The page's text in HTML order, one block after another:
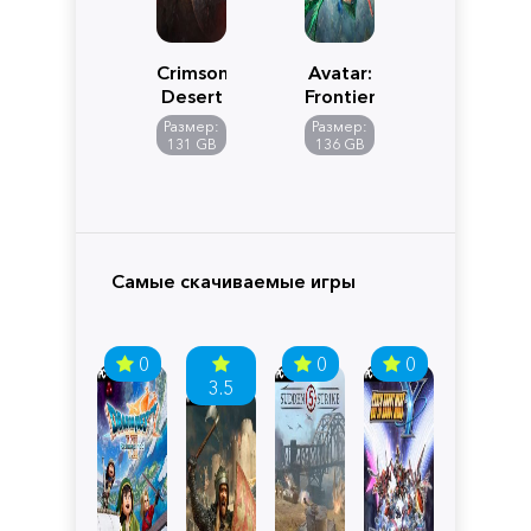
Crimson
Desert
Размер:
131 GB
Avatar:
Frontiers
of
Pandora
Размер:
136 GB
Самые скачиваемые игры
0
3.5
0 0